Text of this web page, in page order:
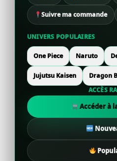
Suivre ma commande
UNIVERS POPULAIRES
One Piece Naruto
Jujutsu Kaisen Dragon
ACCÈS
Accéder à